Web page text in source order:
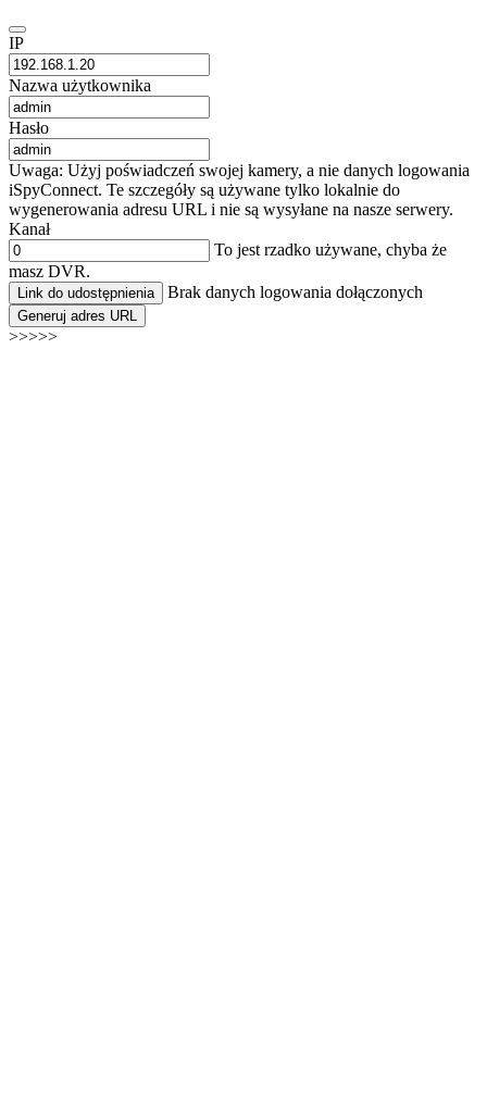
IP
Nazwa użytkownika
Hasło
Uwaga: Użyj poświadczeń swojej kamery, a nie danych logowania
iSpyConnect. Te szczegóły są używane tylko lokalnie do
wygenerowania adresu URL i nie są wysyłane na nasze serwery.
Kanał
To jest rzadko używane, chyba że
masz DVR.
Link do udostępnienia Brak danych logowania dołączonych
Generuj adres URL
>>>>>